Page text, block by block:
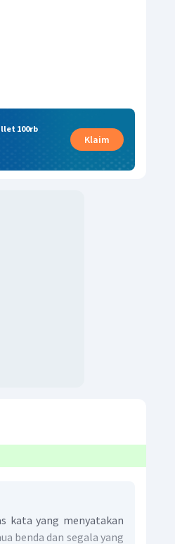
100rb
Klaim
kata yang menyatakan
benda dan segala yang